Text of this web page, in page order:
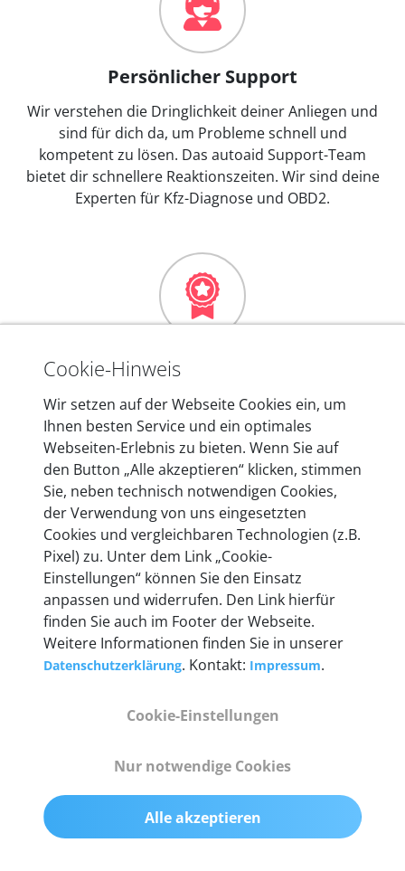
Persönlicher Support
Wir verstehen die Dringlichkeit deiner Anliegen und
sind für dich da, um Probleme schnell und
kompetent zu lösen. Das autoaid Support-Team
bietet dir schnellere Reaktionszeiten. Wir sind deine
Experten für Kfz-Diagnose und OBD2.
Mehr als 10 Jahre Erfahrung
In den Kfz-Diagnosegeräten von autoaid stecken
mehr als 10 Jahre Erfahrung, und auch in Zukunft
entwickeln wir unsere Produkte am Standort in
Berlin laufend weiter. Auf diese Qualität vertrauen
heute mehr als 60.000 Privatkunden und
Unternehmen.
Technische Details &
Lieferumfang
Abmessungen
Gewicht
200 g
Cookie-Hinweis
Wir setzen auf der Webseite Cookies ein, um
Ihnen besten Service und ein optimales
Webseiten-Erlebnis zu bieten. Wenn Sie auf
den Button „Alle akzeptieren“ klicken, stimmen
Sie, neben technisch notwendigen Cookies,
der Verwendung von uns eingesetzten
Cookies und vergleichbaren Technologien (z.B.
Pixel) zu. Unter dem Link „Cookie-
Einstellungen“ können Sie den Einsatz
anpassen und widerrufen. Den Link hierfür
finden Sie auch im Footer der Webseite.
Weitere Informationen finden Sie in unserer
Datenschutzerklärung. Kontakt: Impressum.
Cookie-Einstellungen
Nur notwendige Cookies
Alle akzeptieren